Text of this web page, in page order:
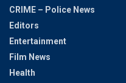
CRIME – Police News
Editors
Entertainment
Film News
Health